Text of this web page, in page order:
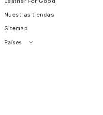
Nuestras tiendas
Sitemap
Países